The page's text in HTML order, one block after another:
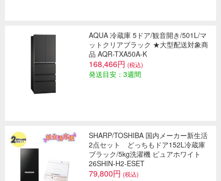
AQUA 冷蔵庫 5ドア/観音開き/501L/マ
ットクリアブラック ★大型配送対象商
品 AQR-TXA50A-K
168,466円 (税込)
発送目安：3週間
SHARP/TOSHIBA 国内メーカー新生活
2点セット どっちもドア152L冷蔵庫
ブラック/5kg洗濯機 ピュアホワイト
26SHIN-H2-ESET
79,800円 (税込)